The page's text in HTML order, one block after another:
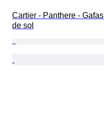
Cartier - Panthere - Gafas
de sol